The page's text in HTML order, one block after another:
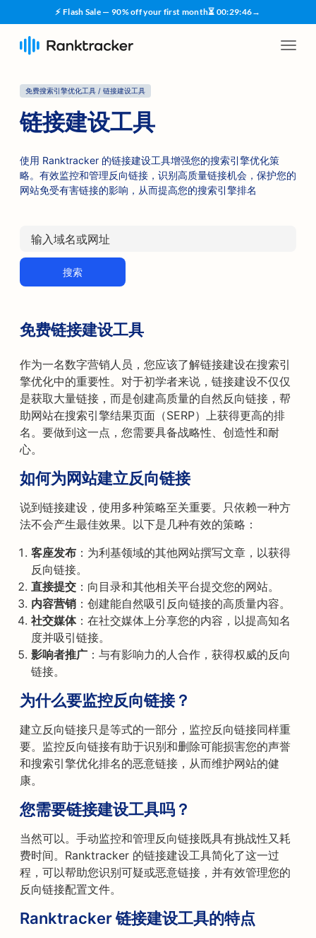
⚡ Flash Sale — 90% off your first month⏳ 00:29:46→
免费搜索引擎优化工具 / 链接建设工具
链接建设工具
使用 Ranktracker 的链接建设工具增强您的搜索引擎优化策
略。有效监控和管理反向链接，识别高质量链接机会，保护您的
网站免受有害链接的影响，从而提高您的搜索引擎排名
搜索
免费链接建设工具
作为一名数字营销人员，您应该了解链接建设在搜索引
擎优化中的重要性。对于初学者来说，链接建设不仅仅
是获取大量链接，而是创建高质量的自然反向链接，帮
助网站在搜索引擎结果页面（SERP）上获得更高的排
名。要做到这一点，您需要具备战略性、创造性和耐
心。
如何为网站建立反向链接
说到链接建设，使用多种策略至关重要。只依赖一种方
法不会产生最佳效果。以下是几种有效的策略：
客座发布 ：为利基领域的其他网站撰写文章，以获得
反向链接。
直接提交 ：向目录和其他相关平台提交您的网站。
内容营销 ：创建能自然吸引反向链接的高质量内容。
社交媒体：在社交媒体上分享您的内容，以提高知名
度并吸引链接。
影响者推广 ：与有影响力的人合作，获得权威的反向
链接。
为什么要监控反向链接？
建立反向链接只是等式的一部分，监控反向链接同样重
要。监控反向链接有助于识别和删除可能损害您的声誉
和搜索引擎优化排名的恶意链接，从而维护网站的健
康。
您需要链接建设工具吗？
当然可以。手动监控和管理反向链接既具有挑战性又耗
费时间。Ranktracker 的链接建设工具简化了这一过
程，可以帮助您识别可疑或恶意链接，并有效管理您的
反向链接配置文件。
Ranktracker 链接建设工具的特点